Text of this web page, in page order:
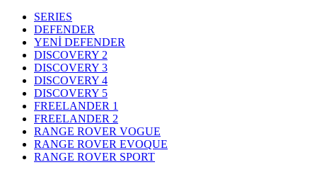
SERIES
DEFENDER
YENİ DEFENDER
DISCOVERY 2
DISCOVERY 3
DISCOVERY 4
DISCOVERY 5
FREELANDER 1
FREELANDER 2
RANGE ROVER VOGUE
RANGE ROVER EVOQUE
RANGE ROVER SPORT